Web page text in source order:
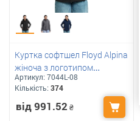
Куртка софтшел Floyd Alpina
жіноча з логотипом
компанії
Артикул: 7044L-08
Кількість: 374
від 991.52 ₴